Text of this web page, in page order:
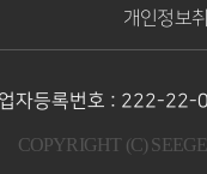
개인정보
자등록번호 : 222-22-
COPYRIGHT (C)